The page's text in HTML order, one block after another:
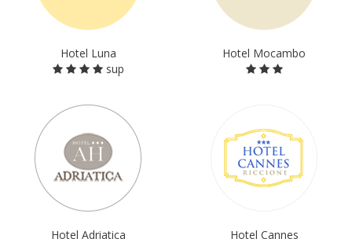
Hotel Luna
sup
Hotel Mocambo
Hotel Adriatica Hotel Cannes